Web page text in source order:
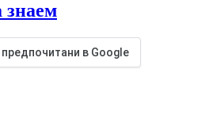
знаем
в Google